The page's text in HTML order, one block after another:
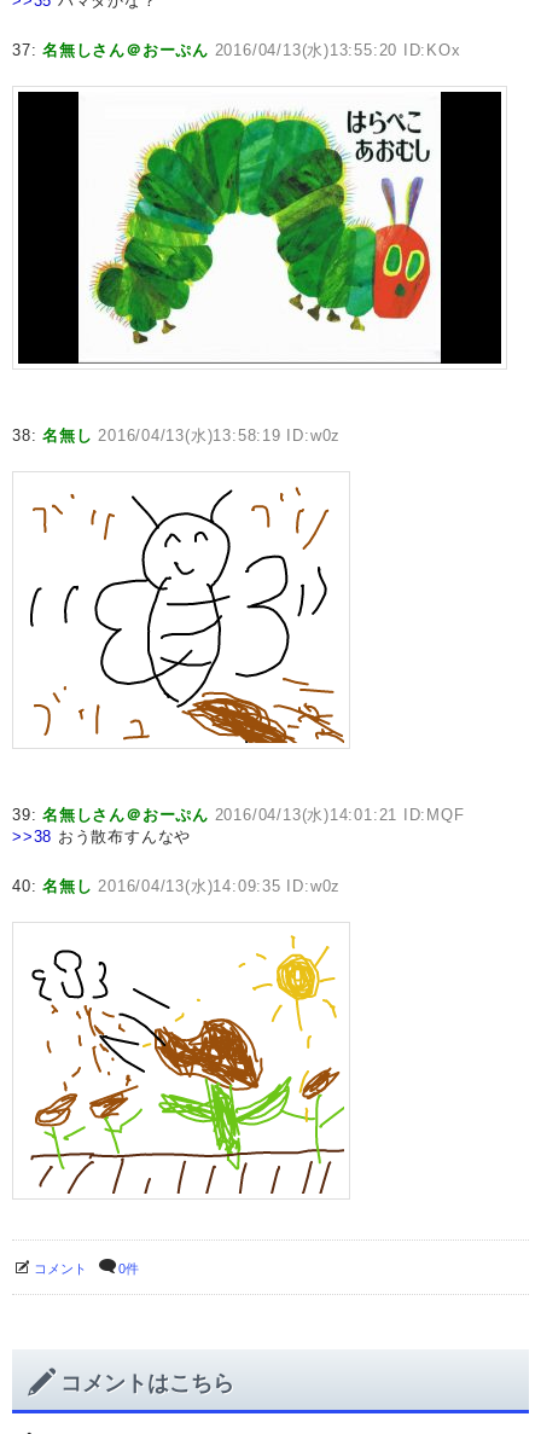
37:名無しさん＠おーぷん 2016/04/13(水)13:55:20 ID:KOx
38:名無し 2016/04/13(水)13:58:19 ID:w0z
39:名無しさん＠おーぷん 2016/04/13(水)14:01:21 ID:MQF
>>38 おう散布すんなや
40:名無し 2016/04/13(水)14:09:35 ID:w0z
コメント 0件
コメントはこちら